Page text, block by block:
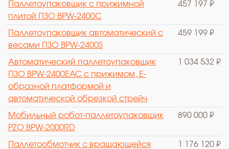
Паллетоупаковщик с прижимной
плитой ПЗО BPW-2400C
457 197 ₽
Паллетоупаковщик автоматический с
весами ПЗО BPW-2400S
459 199 ₽
Автоматический паллетоупаковщик
ПЗО BPW-2400ЕАС с прижимом, Е-
образной платформой и
автоматической обрезкой стрейч
1 034 532 ₽
Мобильный робот-паллетоупаковщик
PZO BPW-2000RD
890 000 ₽
Паллетообмотчик с вращающейся
1 176 120 ₽